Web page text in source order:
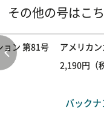
その他の号はこ
ョン 第81号
アメリカ
2,190円（
バック